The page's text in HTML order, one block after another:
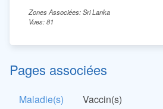
Zones Associées: Sri Lanka
Vues: 81
Pages associées
Maladie(s) Vaccin(s)